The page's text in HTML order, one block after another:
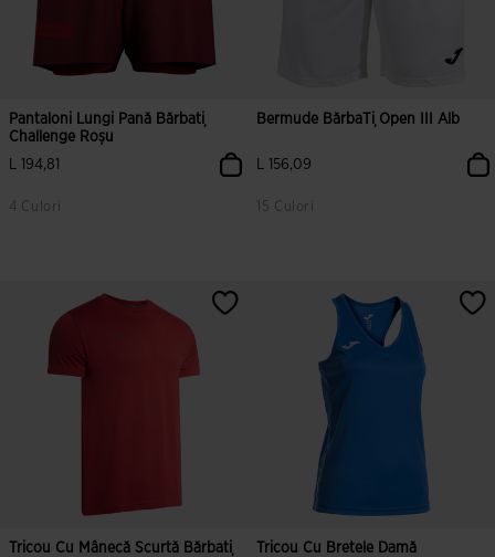
Pantaloni Lungi Pană Bărbați
Challenge Roșu
L 194,81
4 Culori
4 din 5 evaluări ale clienților
Bermude BărbaȚi Open III Alb
L 156,09
15 Culori
3,3 din 5 evaluări ale clienților
Tricou Cu Mânecă Scurtă Bărbați
Tricou Cu Bretele Damă